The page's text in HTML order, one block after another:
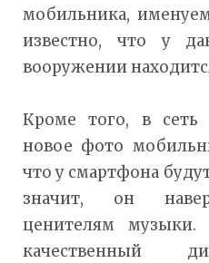
мобильника,
известно, что у
вооружении
Кроме того, в сеть
новое фото
что у смартфона
значит, он
ценителям